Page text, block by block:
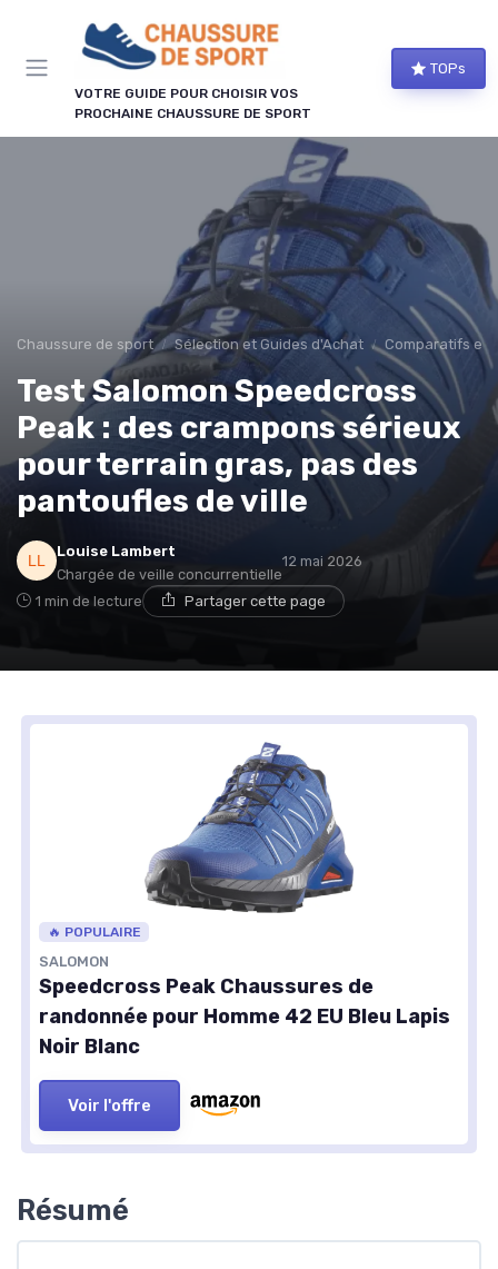
VOTRE GUIDE POUR CHOISIR VOS
PROCHAINE CHAUSSURE DE SPORT
TOPs
Chaussure de sport Sélection et Guides d'Achat Comparatifs et
Test Salomon Speedcross
Peak : des crampons sérieux
pour terrain gras, pas des
pantoufles de ville
Louise Lambert
Chargée de veille concurrentielle
12 mai 2026
1 min de lecture Partager cette page
🔥 POPULAIRE
SALOMON
Speedcross Peak Chaussures de
randonnée pour Homme 42 EU Bleu Lapis
Noir Blanc
Voir l'offre
Résumé